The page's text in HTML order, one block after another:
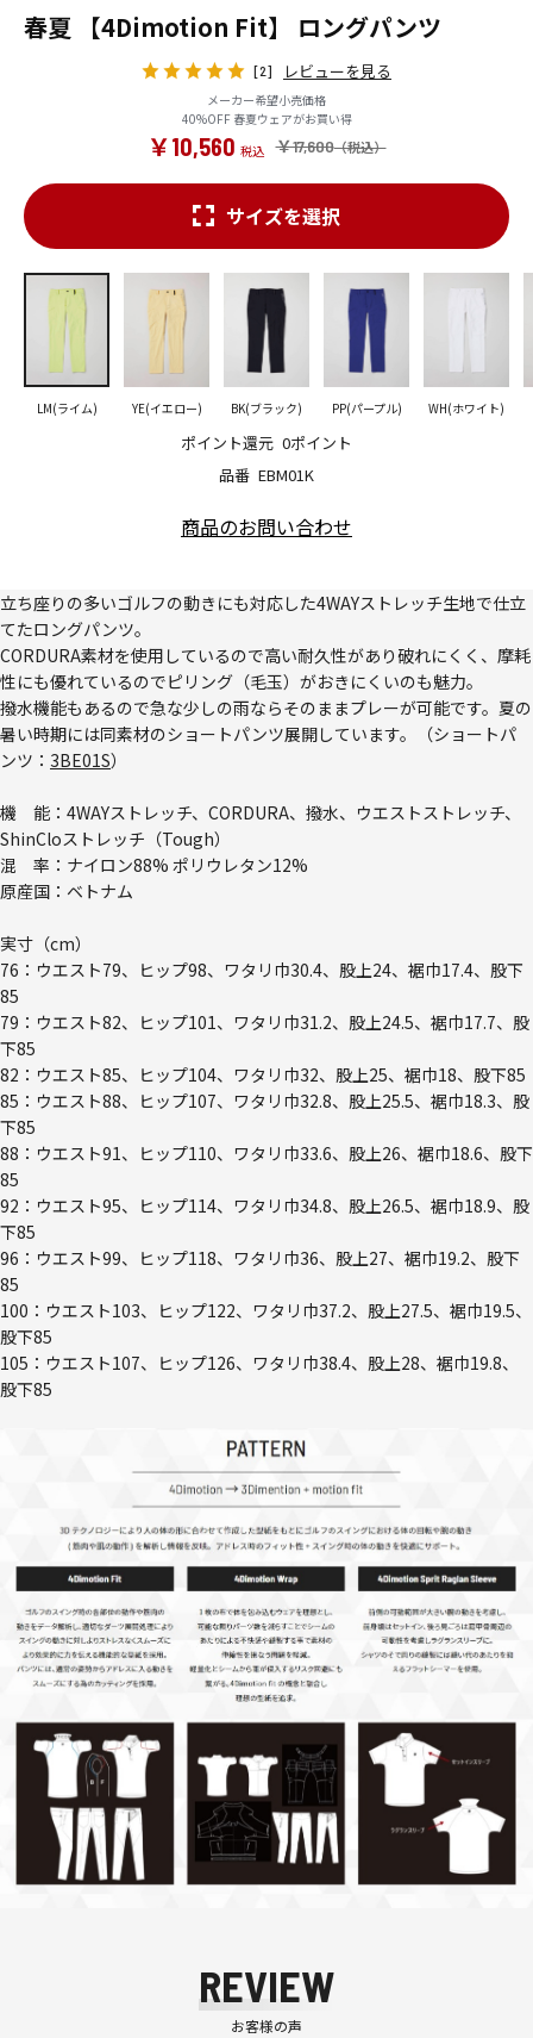
春夏 【4Dimotion Fit】 ロングパンツ
[2] レビューを見る
メーカー希望小売価格
40%OFF 春夏ウェアがお買い得
￥17,600
￥10,560
品番 EBM01K
ポイント還元 0ポイント
サイズを選択
LM(ライム) YE(イエロー) BK(ブラック) PP(パープル) WH(ホワイト)
商品のお問い合わせ
立ち座りの多いゴルフの動きにも対応した4WAYストレッチ生地で仕立
てたロングパンツ。
CORDURA素材を使用しているので高い耐久性があり破れにくく、摩耗
性にも優れているのでピリング（毛玉）がおきにくいのも魅力。
撥水機能もあるので急な少しの雨ならそのままプレーが可能です。夏の
暑い時期には同素材のショートパンツ展開しています。（ショートパ
ンツ： 3BE01S）
機 能：4WAYストレッチ、CORDURA、撥水、ウエストストレッチ、
ShinCloストレッチ（Tough）
混 率：ナイロン88% ポリウレタン12%
原産国：ベトナム
実寸（cm）
76：ウエスト79、ヒップ98、ワタリ巾30.4、股上24、裾巾17.4、股下
85
79：ウエスト82、ヒップ101、ワタリ巾31.2、股上24.5、裾巾17.7、股
下85
82：ウエスト85、ヒップ104、ワタリ巾32、股上25、裾巾18、股下85
85：ウエスト88、ヒップ107、ワタリ巾32.8、股上25.5、裾巾18.3、股
下85
88：ウエスト91、ヒップ110、ワタリ巾33.6、股上26、裾巾18.6、股下
85
92：ウエスト95、ヒップ114、ワタリ巾34.8、股上26.5、裾巾18.9、股
下85
96：ウエスト99、ヒップ118、ワタリ巾36、股上27、裾巾19.2、股下
85
100：ウエスト103、ヒップ122、ワタリ巾37.2、股上27.5、裾巾19.5、
股下85
105：ウエスト107、ヒップ126、ワタリ巾38.4、股上28、裾巾19.8、
股下85
REVIEW
お客様の声